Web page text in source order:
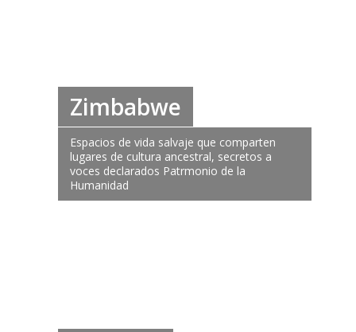
Zimbabwe
Espacios de vida salvaje que comparten
lugares de cultura ancestral, secretos a
voces declarados Patrmonio de la
Humanidad